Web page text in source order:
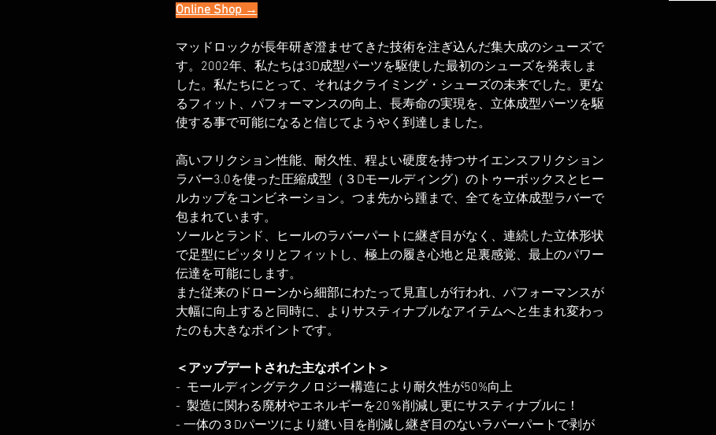
Online Shop →
マッドロックが長年研ぎ澄ませてきた技術を注ぎ込んだ集大成のシューズで
す。2002年、私たちは3D成型パーツを駆使した最初のシューズを発表しま
した。私たちにとって、それはクライミング・シューズの未来でした。更な
るフィット、パフォーマンスの向上、長寿命の実現を、立体成型パーツを駆
使する事で可能になると信じてようやく到達しました。
高いフリクション性能、耐久性、程よい硬度を持つサイエンスフリクション
ラバー3.0を使った圧縮成型（３Dモールディング）のトゥーボックスとヒー
ルカップをコンビネーション。つま先から踵まで、全てを立体成型ラバーで
包まれています。
ソールとランド、ヒールのラバーパートに継ぎ目がなく、連続した立体形状
で足型にピッタリとフィットし、極上の履き心地と足裏感覚、最上のパワー
伝達を可能にします。
また従来のドローンから細部にわたって見直しが行われ、パフォーマンスが
大幅に向上すると同時に、よりサスティナブルなアイテムへと生まれ変わっ
たのも大きなポイントです。
＜アップデートされた主なポイント＞
- モールディングテクノロジー構造により耐久性が50%向上
- 製造に関わる廃材やエネルギーを20％削減し更にサスティナブルに！
- 一体の３Dパーツにより縫い目を削減し継ぎ目のないラバーパートで剥が